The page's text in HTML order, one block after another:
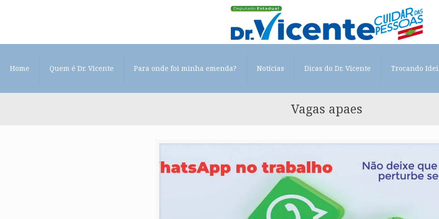
Home Quem é Dr. Vicente Para onde foi minha emenda? Notícias Dicas do Dr. Vicente Trocando
Vagas apaes